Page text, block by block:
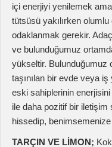
ile daha pozitif bir iletişim
hissedip, benimsemenize
TARÇIN VE LİMON;
olumsuzlukları yenmekte
SANDAL;Kokusuyla
tütsüsü motive olmayı
Uyarılar ve Önlemler
Kutu içeriğinde bulunan
Astım ya da solunum